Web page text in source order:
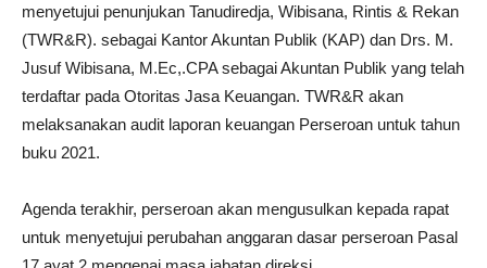
menyetujui penunjukan Tanudiredja, Wibisana, Rintis & Rekan
(TWR&R). sebagai Kantor Akuntan Publik (KAP) dan Drs. M.
Jusuf Wibisana, M.Ec,.CPA sebagai Akuntan Publik yang telah
terdaftar pada Otoritas Jasa Keuangan. TWR&R akan
melaksanakan audit laporan keuangan Perseroan untuk tahun
buku 2021.
Agenda terakhir, perseroan akan mengusulkan kepada rapat
untuk menyetujui perubahan anggaran dasar perseroan Pasal